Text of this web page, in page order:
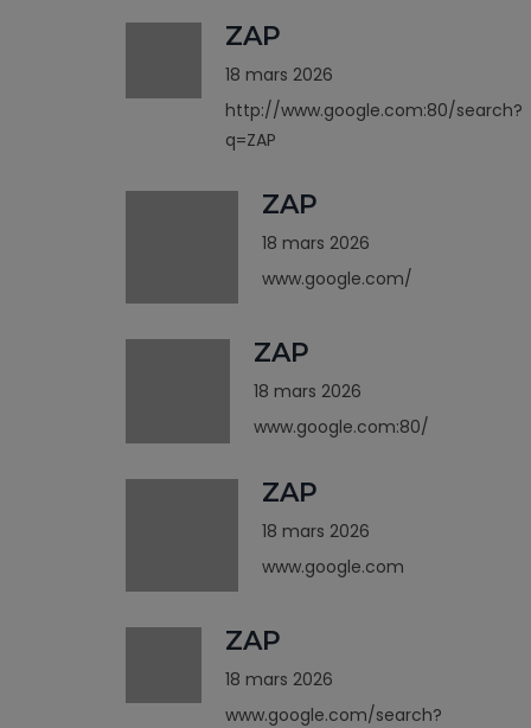
ZAP
18 mars 2026
http://www.google.com:80/search?
q=ZAP
ZAP
18 mars 2026
www.google.com/
ZAP
18 mars 2026
www.google.com:80/
ZAP
18 mars 2026
www.google.com
ZAP
18 mars 2026
www.google.com/search?